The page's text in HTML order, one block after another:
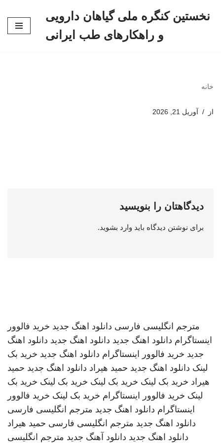
نخستین کنگره ملی گیاهان دارویی
و راهکارهای طب ایرانی
خانه
از آوریل 21, 2026
دیدگاهتان را بنویسید
برای نوشتن دیدگاه باید وارد بشوید.
مترجم انگلیسی فارسی دانلود اهنگ جدید خرید فالوور
اینستاگرام دانلود اهنگ جدید دانلود اهنگ جدید دانلود اهنگ
جدید خرید فالوور اینستاگرام دانلود اهنگ جدید خرید بک
لینک دانلود اهنگ جدید حمید هیراد دانلود اهنگ جدید حمید
هیراد خرید بک لینک خرید بک لینک خرید بک لینک خرید بک
لینک خرید فالوور اینستاگرام خرید بک لینک خرید فالوور
اینستاگرام دانلود اهنگ جدید مترجم انگلیسی فارسی
دانلود اهنگ جدید مترجم انگلیسی فارسی حمید هیراد
دانلود اهنگ جدید دانلود آهنگ جدید مترجم انگلیسی